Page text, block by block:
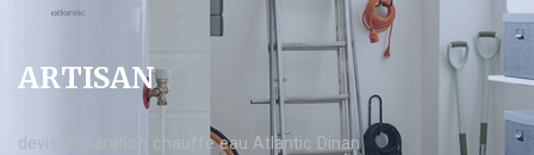
ARTISAN
devis Réparation chauffe eau Atlantic Dinan